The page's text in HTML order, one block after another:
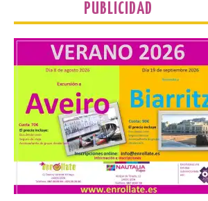
Turismo de Extremadura
impulsa nuevas
iniciativas relacionadas
con el trío de eclipses para
afianzar a Extremadura
como referente en
astroturismo
8 Ago 2026
Extremadura cuenta con
uno de los cielos
estrellados con menor
contaminación lumínica
PUBLICIDAD